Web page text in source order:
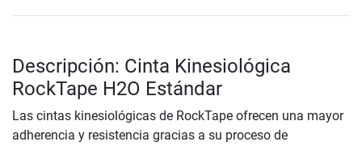
Descripción: Cinta Kinesiológica
RockTape H2O Estándar
Las cintas kinesiológicas de RockTape ofrecen una mayor
adherencia y resistencia gracias a su proceso de